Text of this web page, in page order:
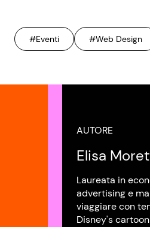
#Eventi #Web Design
AUTORE
Elisa
Laureata in
advertising e
viaggiare con
Disney's